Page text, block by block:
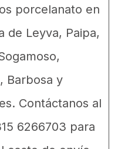
porcelanato en
de Leyva, Paipa,
Barbosa y
Contáctanos al
6266703 para